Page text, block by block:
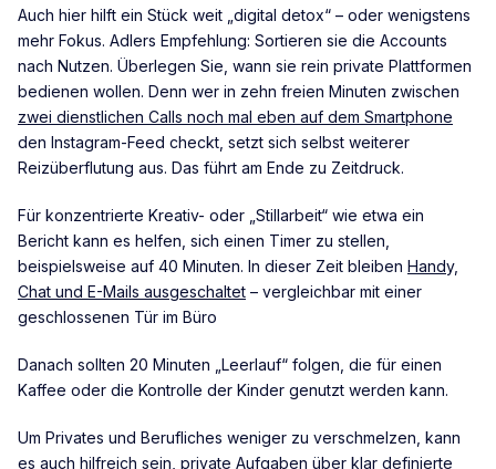
Auch hier hilft ein Stück weit „digital detox“ – oder wenigstens
mehr Fokus. Adlers Empfehlung: Sortieren sie die Accounts
nach Nutzen. Überlegen Sie, wann sie rein private Plattformen
bedienen wollen. Denn wer in zehn freien Minuten zwischen
zwei dienstlichen Calls noch mal eben auf dem Smartphone
den Instagram-Feed checkt, setzt sich selbst weiterer
Reizüberflutung aus. Das führt am Ende zu Zeitdruck.
Für konzentrierte Kreativ- oder „Stillarbeit“ wie etwa ein
Bericht kann es helfen, sich einen Timer zu stellen,
beispielsweise auf 40 Minuten. In dieser Zeit bleiben Handy,
Chat und E-Mails ausgeschaltet – vergleichbar mit einer
geschlossenen Tür im Büro
Danach sollten 20 Minuten „Leerlauf“ folgen, die für einen
Kaffee oder die Kontrolle der Kinder genutzt werden kann.
Um Privates und Berufliches weniger zu verschmelzen, kann
es auch hilfreich sein, private Aufgaben über klar definierte